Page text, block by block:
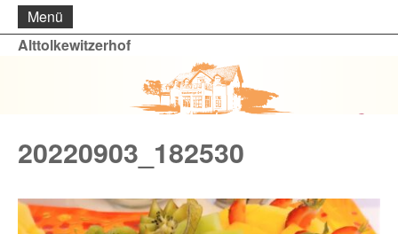
Menü
Alttolkewitzerhof
20220903_182530